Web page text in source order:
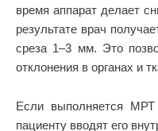
время аппарат делает
результате врач
среза 1–3 мм. Это
отклонения в органах и
Если выполняется МРТ
пациенту вводят его